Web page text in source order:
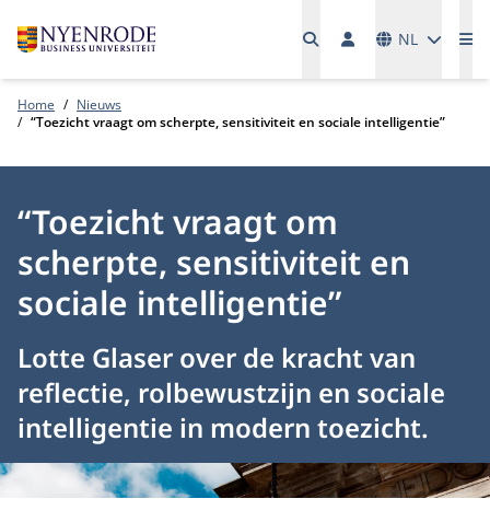
NL
Home
Nieuws
“Toezicht vraagt om scherpte, sensitiviteit en sociale intelligentie”
“Toezicht vraagt om
scherpte, sensitiviteit en
sociale intelligentie”
Lotte Glaser over de kracht van
reflectie, rolbewustzijn en sociale
intelligentie in modern toezicht.